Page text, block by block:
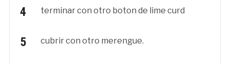
terminar con otro boton de lime curd
cubrir con otro merengue.